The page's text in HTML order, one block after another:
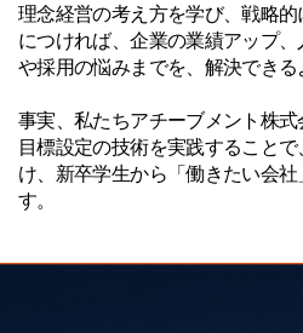
理念経営の考え方を学び、戦略
につければ、企業の業績アップ
や採用の悩みまでを、解決できる
事実、私たちアチーブメント株
目標設定の技術を実践すること
け、新卒学生から「働きたい会
す。